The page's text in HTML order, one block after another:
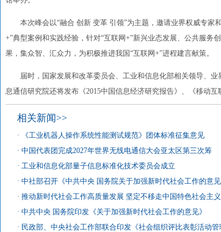
本次峰会以“融合 创新 变革 引领”为主题，邀请业界权威专家
+”典型案例和实践经验，针对“互联网+”新兴业态发展、公共服
果，集众智、汇众力，为积极推进我国“互联网+”进程建言献策。
届时，国家发展和改革委员会、工业和信息化部相关领导、业
息通信研究院还将发布《2015中国信息经济研究报告》、《移动互
相关新闻>>
· 《工业机器人操作系统性能测试规范》团体标准征集意见
· 中国代表团完成2027年世界无线电通信大会亚太区第三次筹
· 工业和信息化部量子信息标准化技术委员会成立
· 中社部召开《中共中央 国务院关于加强新时代社会工作的意见
· 推动新时代社会工作高质量发展 坚定不移走中国特色社会主义
· 中共中央 国务院印发《关于加强新时代社会工作的意见》
· 民政部、中央社会工作部联合印发《社会组织评比表彰活动管